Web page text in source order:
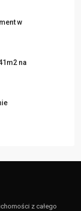
w
na
z całego